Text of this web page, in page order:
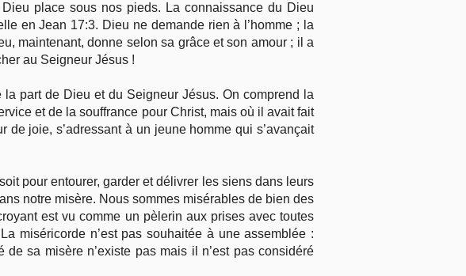
place sous nos pieds. La connaissance du Dieu
en Jean 17:3. Dieu ne demande rien à l’homme ; la
maintenant, donne selon sa grâce et son amour ; il a
au Seigneur Jésus !
part de Dieu et du Seigneur Jésus. On comprend la
et de la souffrance pour Christ, mais où il avait fait
de joie, s’adressant à un jeune homme qui s’avançait
pour entourer, garder et délivrer les siens dans leurs
notre misère. Nous sommes misérables de bien des
est vu comme un pèlerin aux prises avec toutes
miséricorde n’est pas souhaitée à une assemblée :
sa misère n’existe pas mais il n’est pas considéré